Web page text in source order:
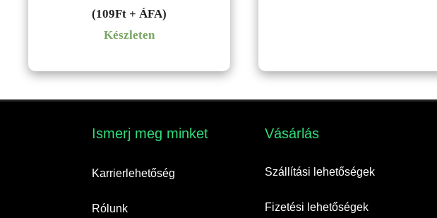
price
was:
price
(109Ft + ÁFA)
Készleten
Ismerj meg minket​
Karrierlehetőség
Rólunk
Vásárlás​
Szállítási lehetőségek
Fizetési lehetőségek